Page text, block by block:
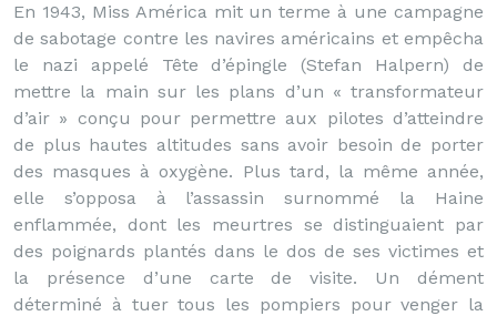
En 1943, Miss América mit un terme à une campagne
de sabotage contre les navires américains et empêcha
le nazi appelé Tête d’épingle (Stefan Halpern) de
mettre la main sur les plans d’un « transformateur
d’air » conçu pour permettre aux pilotes d’atteindre
de plus hautes altitudes sans avoir besoin de porter
des masques à oxygène. Plus tard, la même année,
elle s’opposa à l’assassin surnommé la Haine
enflammée, dont les meurtres se distinguaient par
des poignards plantés dans le dos de ses victimes et
la présence d’une carte de visite. Un dément
déterminé à tuer tous les pompiers pour venger la